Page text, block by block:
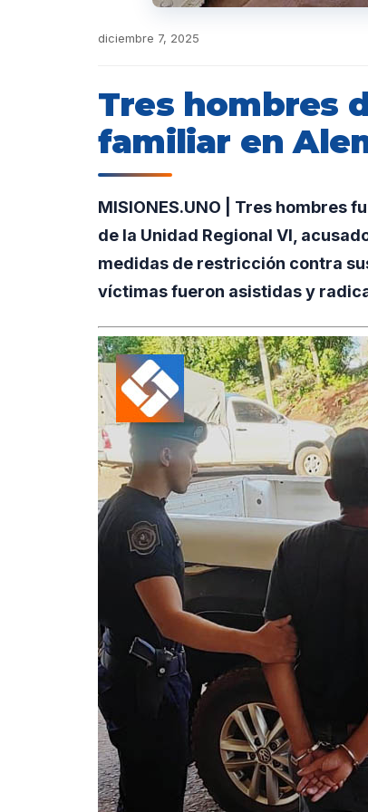
diciembre 7, 2025
Tres hombres
familiar en
MISIONES.UNO | Tres hombres
de la Unidad Regional VI,
medidas de restricción contra
víctimas fueron asistidas y